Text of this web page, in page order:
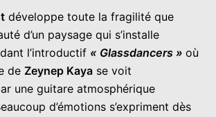
développe toute la fragilité que
d’un paysage qui s’installe
l’introductif « Glassdancers » où
de Zeynep Kaya se voit
une guitare atmosphérique
d’émotions s’expriment dès